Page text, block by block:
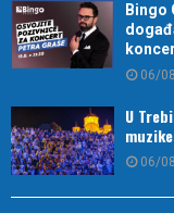
Bingo
06/
U
muzike
06/